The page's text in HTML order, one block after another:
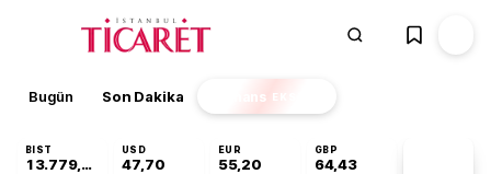
Bugün Son Dakika Finans EKSTRA
BIST
13.779,39
USD
47,70
EUR
55,20
GBP
64,43